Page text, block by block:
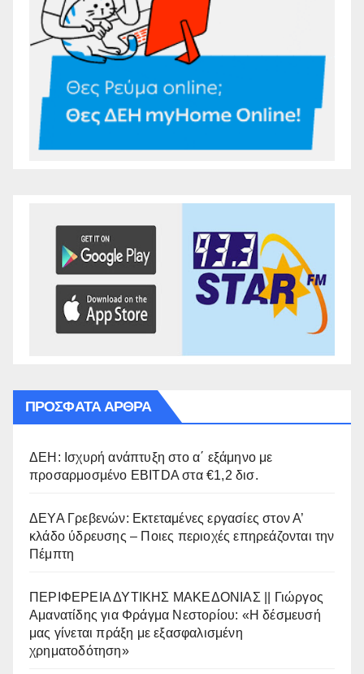
ΠΡΌΣΦΑΤΑ ΆΡΘΡΑ
ΔΕΗ: Ισχυρή ανάπτυξη στο α΄ εξάμηνο με
προσαρμοσμένο EBITDA στα €1,2 δισ.
ΔΕΥΑ Γρεβενών: Εκτεταμένες εργασίες στον Α’
κλάδο ύδρευσης – Ποιες περιοχές επηρεάζονται την
Πέμπτη
ΠΕΡΙΦΕΡΕΙΑ ΔΥΤΙΚΗΣ ΜΑΚΕΔΟΝΙΑΣ || Γιώργος
Αμανατίδης για Φράγμα Νεστορίου: «Η δέσμευσή
μας γίνεται πράξη με εξασφαλισμένη
χρηματοδότηση»